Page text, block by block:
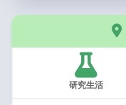
研究生活